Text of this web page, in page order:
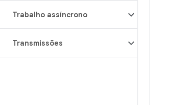
Trabalho assíncrono
Transmissões